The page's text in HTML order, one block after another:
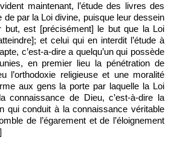
maintenant, l’étude des livres des
de par la Loi divine, puisque leur dessein
but, est [précisément] le but que la Loi
et celui qui en interdit l’étude à
c’est-a-dire a quelqu’un qui possède
en premier lieu la pénétration de
l’orthodoxie religieuse et une moralité
aux gens la porte par laquelle la Loi
connaissance de Dieu, c’est-à-dire la
qui conduit à la connaissance véritable
de l’égarement et de l’éloignement